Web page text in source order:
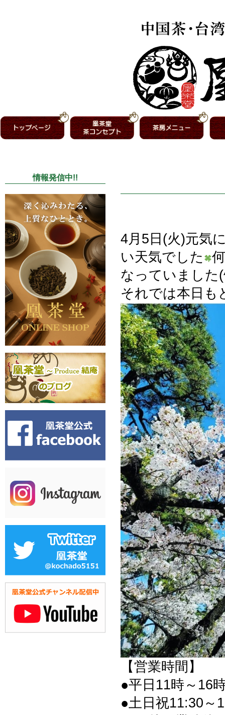
情報発信中!!
4月5日(火)元気
い天気でした
なっていました
それでは本日も
【営業時間】
●平日11時～16
●土日祝11:30～